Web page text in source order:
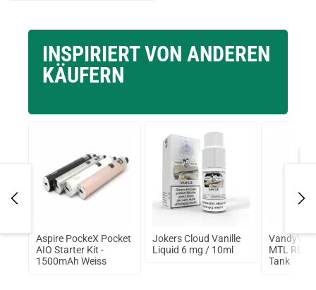
INSPIRIERT VON ANDEREN
KÄUFERN
Aspire PockeX Pocket
AIO Starter Kit -
1500mAh Weiss
Jokers Cloud Vanille
Liquid 6 mg / 10ml
MTL RDA
Tank